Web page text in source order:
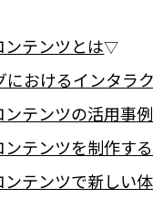
ンテンツとは
おけるインタラ
テンツの活用事例
テンツを制作す
テンツで新しい